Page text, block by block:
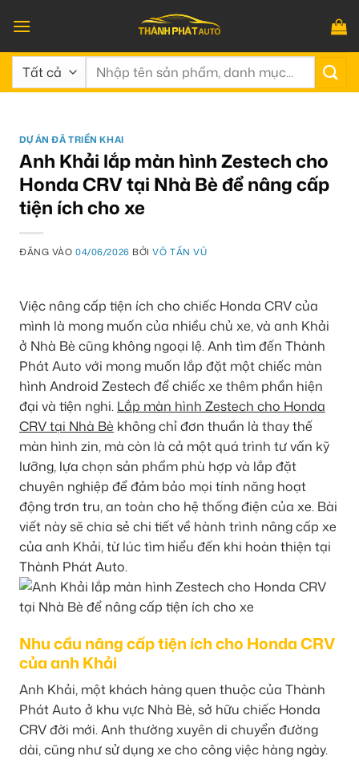
qua
nội
dung
Tìm
DỰ ÁN ĐÃ TRIỂN KHAI
Anh Khải lắp màn hình Zestech cho
Honda CRV tại Nhà Bè để nâng cấp
tiện ích cho xe
ĐĂNG VÀO04/06/2026 BỞIVÕ TẤN VŨ
Việc nâng cấp tiện ích cho chiếc Honda CRV của
mình là mong muốn của nhiều chủ xe, và anh Khải
ở Nhà Bè cũng không ngoại lệ. Anh tìm đến Thành
Phát Auto với mong muốn lắp đặt một chiếc màn
hình Android Zestech để chiếc xe thêm phần hiện
đại và tiện nghi. Lắp màn hình Zestech cho Honda
CRV tại Nhà Bè không chỉ đơn thuần là thay thế
màn hình zin, mà còn là cả một quá trình tư vấn kỹ
lưỡng, lựa chọn sản phẩm phù hợp và lắp đặt
chuyên nghiệp để đảm bảo mọi tính năng hoạt
động trơn tru, an toàn cho hệ thống điện của xe. Bài
viết này sẽ chia sẻ chi tiết về hành trình nâng cấp xe
của anh Khải, từ lúc tìm hiểu đến khi hoàn thiện tại
Thành Phát Auto.
Nhu cầu nâng cấp tiện ích cho Honda CRV
của anh Khải
Anh Khải, một khách hàng quen thuộc của Thành
Phát Auto ở khu vực Nhà Bè, sở hữu chiếc Honda
CRV đời mới. Anh thường xuyên di chuyển đường
dài, cũng như sử dụng xe cho công việc hàng ngày.